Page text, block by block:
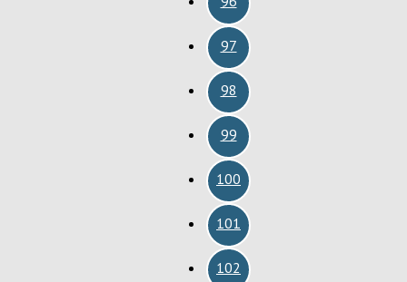
97
98
99
100
101
102